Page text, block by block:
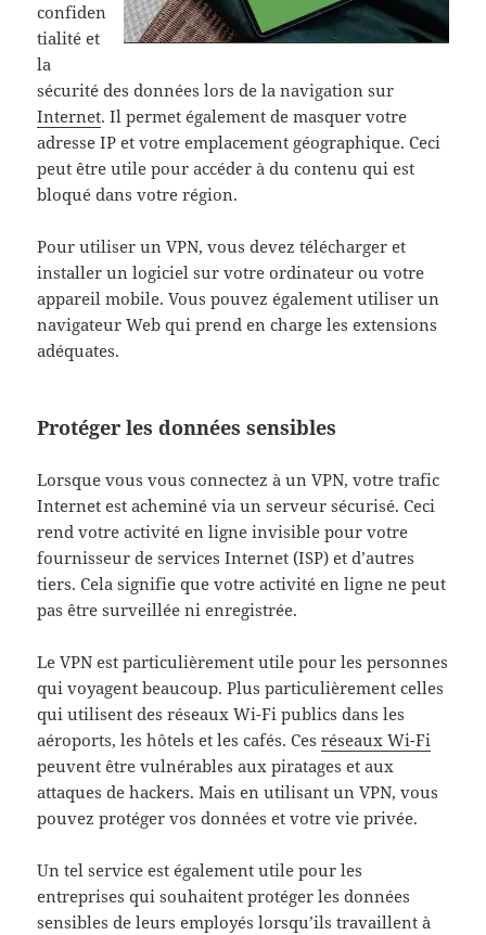
confiden
tialité et
la
sécurité des données lors de la navigation sur
Internet. Il permet également de masquer votre
adresse IP et votre emplacement géographique. Ceci
peut être utile pour accéder à du contenu qui est
bloqué dans votre région.
Pour utiliser un VPN, vous devez télécharger et
installer un logiciel sur votre ordinateur ou votre
appareil mobile. Vous pouvez également utiliser un
navigateur Web qui prend en charge les extensions
adéquates.
Protéger les données sensibles
Lorsque vous vous connectez à un VPN, votre trafic
Internet est acheminé via un serveur sécurisé. Ceci
rend votre activité en ligne invisible pour votre
fournisseur de services Internet (ISP) et d’autres
tiers. Cela signifie que votre activité en ligne ne peut
pas être surveillée ni enregistrée.
Le VPN est particulièrement utile pour les personnes
qui voyagent beaucoup. Plus particulièrement celles
qui utilisent des réseaux Wi-Fi publics dans les
aéroports, les hôtels et les cafés. Cesréseaux Wi-Fi
peuvent être vulnérables aux piratages et aux
attaques de hackers. Mais en utilisant un VPN, vous
pouvez protéger vos données et votre vie privée.
Un tel service est également utile pour les
entreprises qui souhaitent protéger les données
sensibles de leurs employés lorsqu’ils travaillent à